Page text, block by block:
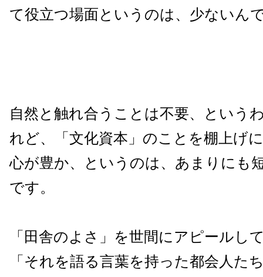
て役立つ場面というのは、少ないん
自然と触れ合うことは不要、という
れど、「文化資本」のことを棚上げ
心が豊か、というのは、あまりにも
です。
「田舎のよさ」を世間にアピールし
「それを語る言葉を持った都会人た